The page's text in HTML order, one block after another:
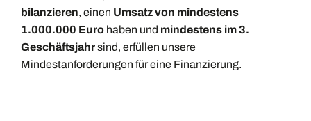
bilanzieren, einen Umsatz von mindestens
1.000.000 Euro haben und mindestens im 3.
Geschäftsjahrsind, erfüllen unsere
Mindestanforderungen für eine Finanzierung.